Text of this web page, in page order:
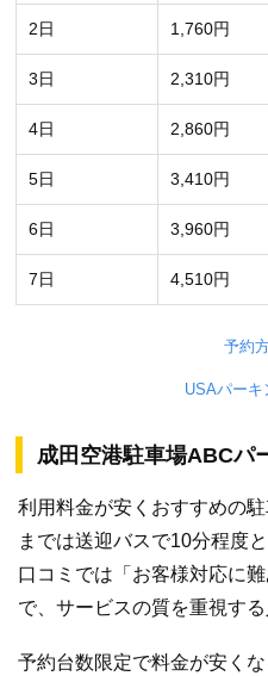
2日 1,760円
3日 2,310円
4日 2,860円
5日 3,410円
6日 3,960円
7日 4,510円
予約
USAパー
成田空港駐車場ABCパ
利用料金が安くおすすめの
までは送迎バスで10分程度
口コミでは「お客様対応に
で、サービスの質を重視する
予約台数限定で料金が安く